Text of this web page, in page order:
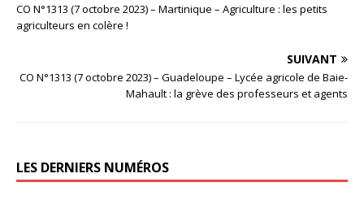
CO N°1313 (7 octobre 2023) – Martinique – Agriculture : les petits
agriculteurs en colère !
SUIVANT
CO N°1313 (7 octobre 2023) – Guadeloupe – Lycée agricole de Baie-
Mahault : la grève des professeurs et agents
LES DERNIERS NUMÉROS